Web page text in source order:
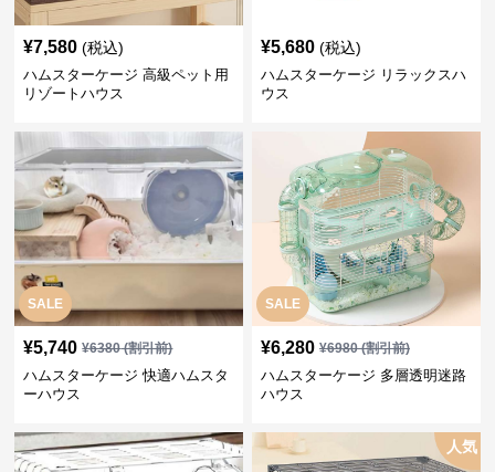
¥7,580 (税込)
ハムスターケージ 高級ペット用
リゾートハウス
¥5,680 (税込)
ハムスターケージ リラックスハ
ウス
SALE
¥5,740 ¥6380(割引前)
ハムスターケージ 快適ハムスタ
ーハウス
SALE
¥6,280 ¥6980(割引前)
ハムスターケージ 多層透明迷路
ハウス
人気